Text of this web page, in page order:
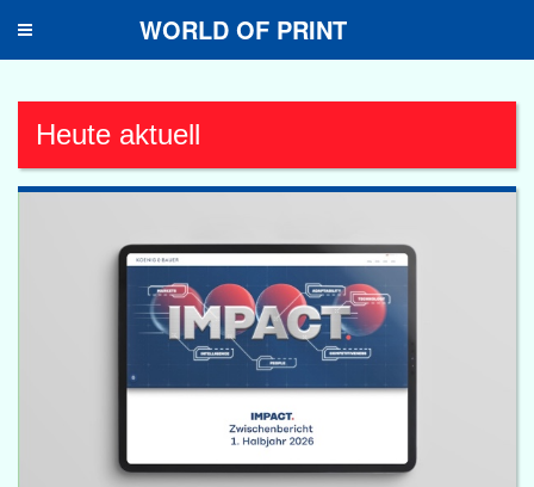
Toggle
WORLD OF PRINT
Heute aktuell